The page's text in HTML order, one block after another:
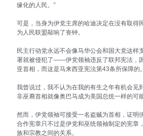
缘化的人民。”
可是，当身为伊党主席的哈迪决定在没有取得
为人民联盟敲响了丧钟。
民主行动党永远不会像马华公会和国大党这
署就被侵犯了——伊党领袖违反了联邦宪法，
亚首相，而这是马来西亚宪法第43条所保障的。
我曾说过，我不认为在我的有生之年有机会见
非巫裔首相就像奥巴马成为美国总统一样的可
然而，伊党领袖可接受一名盗贼为首相，证
合作宪章只不过是伊党和巫统领袖制定的宪章
族和宗教之间的关系。